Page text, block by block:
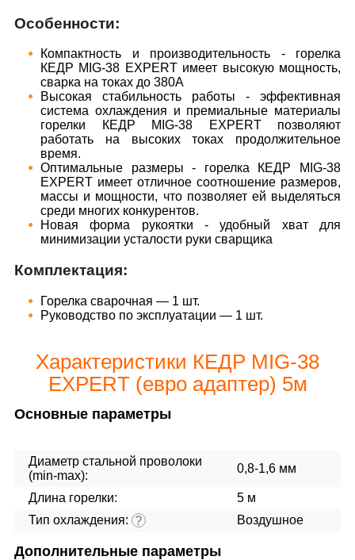
Особенности:
Компактность и производительность - горелка
КЕДР MIG-38 EXPERT имеет высокую мощность,
сварка на токах до 380А
Высокая стабильность работы - эффективная
система охлаждения и премиальные материалы
горелки КЕДР MIG-38 EXPERT позволяют
работать на высоких токах продолжительное
время.
Оптимальные размеры - горелка КЕДР MIG-38
EXPERT имеет отличное соотношение размеров,
массы и мощности, что позволяет ей выделяться
среди многих конкурентов.
Новая форма рукоятки - удобный хват для
минимизации усталости руки сварщика
Комплектация:
Горелка сварочная — 1 шт.
Руководство по эксплуатации — 1 шт.
Характеристики КЕДР MIG-38
EXPERT (евро адаптер) 5м
Основные параметры
Диаметр стальной проволоки
(min-max):
0,8-1,6 мм
Длина горелки:
5 м
Тип охлаждения: ? Воздушное
Дополнительные параметры